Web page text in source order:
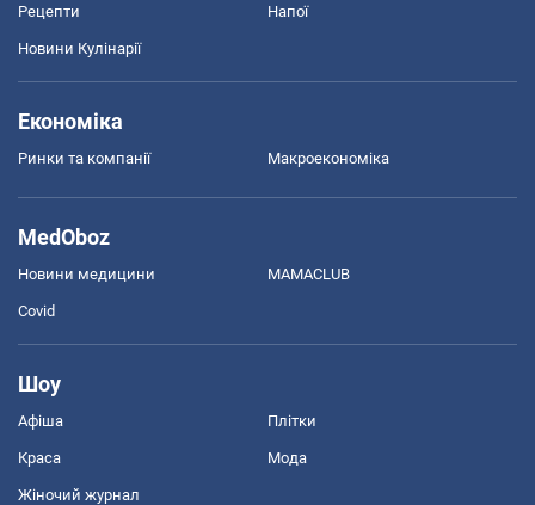
Рецепти Напої
Новини Кулінарії
Економіка
Ринки та компанії Макроекономіка
MedOboz
Новини медицини MAMACLUB
Covid
Шоу
Афіша Плітки
Краса Мода
Жіночий журнал